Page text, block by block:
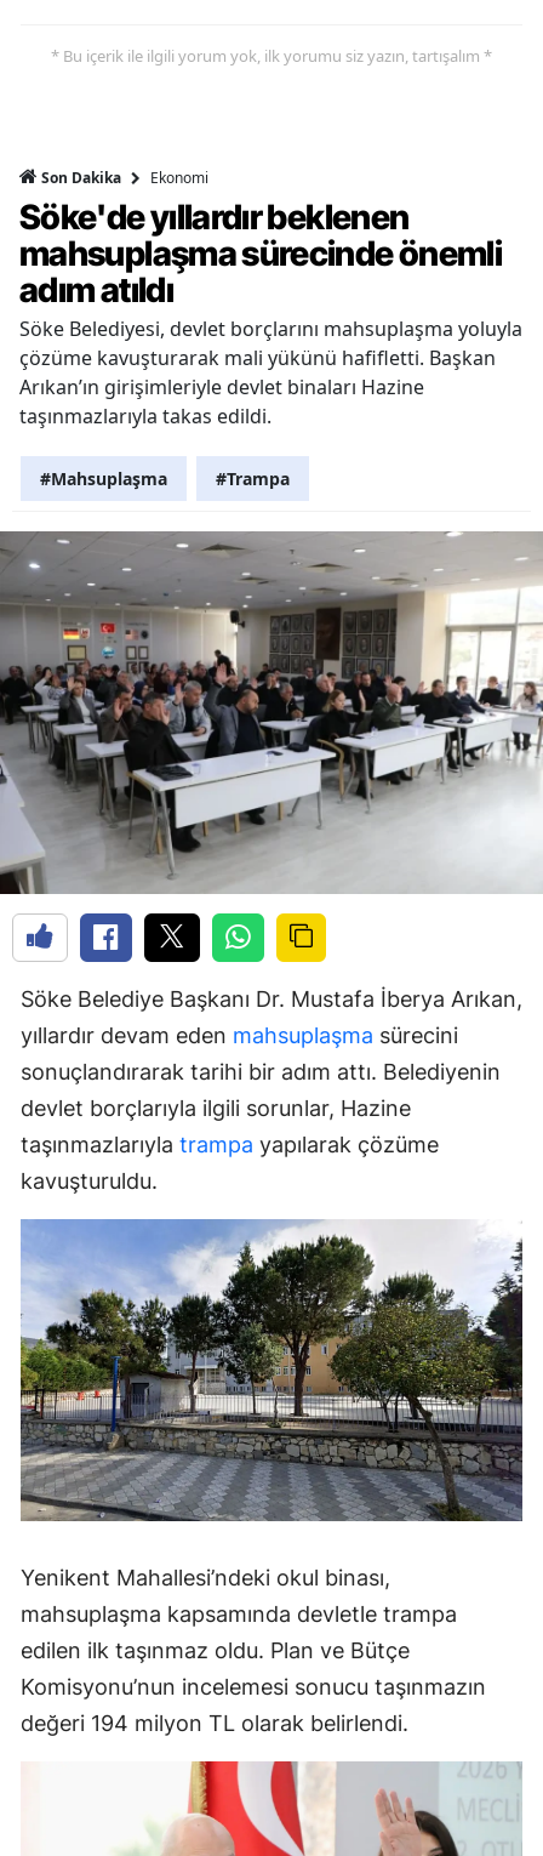
* Bu içerik ile ilgili yorum yok, ilk yorumu siz yazın, tartışalım *
Son Dakika Ekonomi
Söke'de yıllardır beklenen
mahsuplaşma sürecinde önemli
adım atıldı
Söke Belediyesi, devlet borçlarını mahsuplaşma yoluyla
çözüme kavuşturarak mali yükünü hafifletti. Başkan
Arıkan’ın girişimleriyle devlet binaları Hazine
taşınmazlarıyla takas edildi.
#Mahsuplaşma #Trampa
Söke Belediye Başkanı Dr. Mustafa İberya Arıkan,
yıllardır devam eden mahsuplaşma sürecini
sonuçlandırarak tarihi bir adım attı. Belediyenin
devlet borçlarıyla ilgili sorunlar, Hazine
taşınmazlarıyla trampa yapılarak çözüme
kavuşturuldu.
Yenikent Mahallesi’ndeki okul binası,
mahsuplaşma kapsamında devletle trampa
edilen ilk taşınmaz oldu. Plan ve Bütçe
Komisyonu’nun incelemesi sonucu taşınmazın
değeri 194 milyon TL olarak belirlendi.